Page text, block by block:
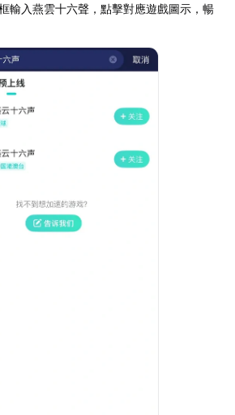
輸入燕雲十六聲，點擊對應遊戲圖示，暢